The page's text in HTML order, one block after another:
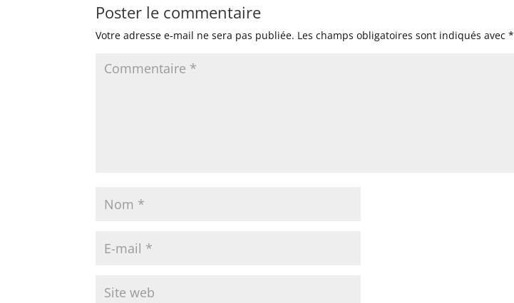
Poster le commentaire
Votre adresse e-mail ne sera pas publiée. Les champs obligatoires sont indiqués avec*